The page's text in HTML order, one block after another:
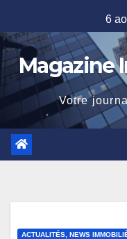
to
content
6
Magazine
Votre
ACTUALITÉS, NEWS